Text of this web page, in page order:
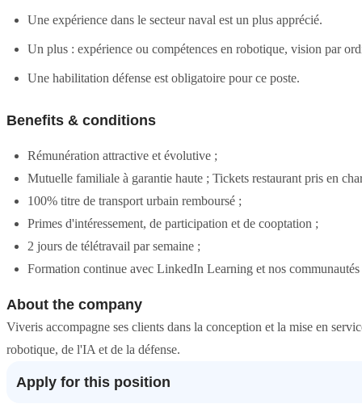
Une expérience dans le secteur naval est un plus apprécié.
Un plus : expérience ou compétences en robotique, vision par
Une habilitation défense est obligatoire pour ce poste.
Benefits & conditions
Rémunération attractive et évolutive ;
Mutuelle familiale à garantie haute ; Tickets restaurant pris en
100% titre de transport urbain remboursé ;
Primes d'intéressement, de participation et de cooptation ;
2 jours de télétravail par semaine ;
Formation continue avec LinkedIn Learning et nos communautés
About the company
Viveris accompagne ses clients dans la conception et la mise en
robotique, de l'IA et de la défense.
Apply for this position